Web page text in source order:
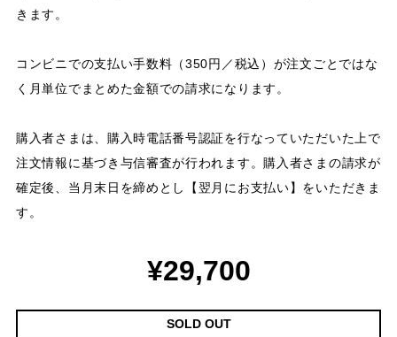
きます。
コンビニでの支払い手数料（350円／税込）が注文ごとではな
く月単位でまとめた金額での請求になります。
購入者さまは、購入時電話番号認証を行なっていただいた上で
注文情報に基づき与信審査が行われます。購入者さまの請求が
確定後、当月末日を締めとし【翌月にお支払い】をいただきま
す。
¥29,700
SOLD OUT